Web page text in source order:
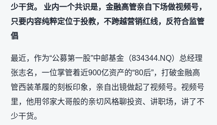
少干货。 业内一个共识是，金融高管亲自下场做视频号，
只要内容纯粹定位于投教，不跨越营销红线，反符合监管
倡
最近，作为“公募第一股”中邮基金（834344.NQ）总经理
张志名，一位掌管着近900亿资产的“80后”，打破金融高
管西装革履的刻板印象，亲自出镜做起了视频号。视频号
里，他用邻家大哥般的亲切风格聊投资、讲职场，讲了不
少干货。